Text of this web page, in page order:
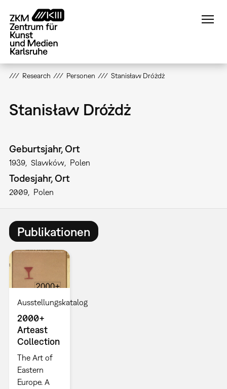
zum
Inhalt
Research Personen Stanisław Dróżdż
Stanisław Dróżdż
Geburtsjahr, Ort
1939 Slawków Polen
Todesjahr, Ort
2009 Polen
Publikationen
Ausstellungskatalog
2000+
Arteast
Collection
The Art of
Eastern
Europe. A